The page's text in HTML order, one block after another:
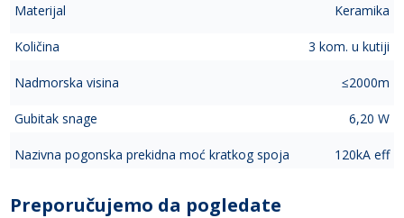
Materijal Keramika
Količina 3 kom. u kutiji
Nadmorska visina ≤2000m
Gubitak snage 6,20 W
Nazivna pogonska prekidna moć kratkog spoja 120kA eff
Preporučujemo da pogledate